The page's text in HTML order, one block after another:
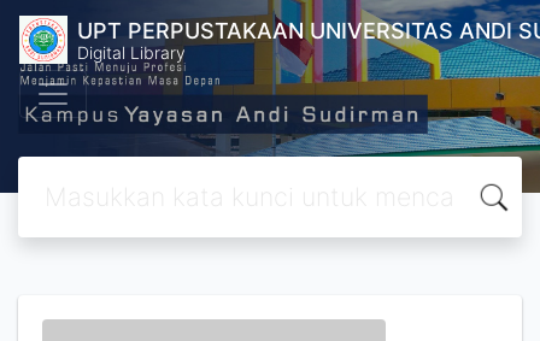
UPT PERPUSTAKAAN UNIVERSITAS ANDI
Digital Library